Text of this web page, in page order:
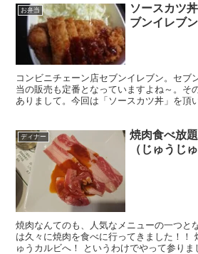
お弁当
ソースカツ
ブンイレブン
コンビニチェーン店セブンイレブン。セブ
当の販売も定番となっていますよね～。そ
ありまして。今回は「ソースカツ丼」を頂
ディナー
焼肉食べ放
（じゅうじ
焼肉なんてのも、人気なメニューの一つと
は久々に焼肉を食べに行ってきました！！
ゅうカルビへ！ というわけでやって参りま